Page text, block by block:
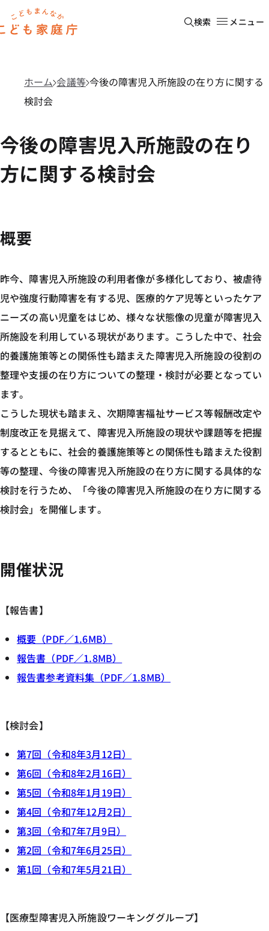
本文へ移動
検索 メニュー
ホーム 会議等 今後の障害児入所施設の在り方に関する
検討会
今後の障害児入所施設の在り
方に関する検討会
概要
昨今、障害児入所施設の利用者像が多様化しており、被虐待
児や強度行動障害を有する児、医療的ケア児等といったケア
ニーズの高い児童をはじめ、様々な状態像の児童が障害児入
所施設を利用している現状があります。こうした中で、社会
的養護施策等との関係性も踏まえた障害児入所施設の役割の
整理や支援の在り方についての整理・検討が必要となってい
ます。
こうした現状も踏まえ、次期障害福祉サービス等報酬改定や
制度改正を見据えて、障害児入所施設の現状や課題等を把握
するとともに、社会的養護施策等との関係性も踏まえた役割
等の整理、今後の障害児入所施設の在り方に関する具体的な
検討を行うため、「今後の障害児入所施設の在り方に関する
検討会」を開催します。
開催状況
【報告書】
概要（PDF／1.6MB）
報告書（PDF／1.8MB）
報告書参考資料集（PDF／1.8MB）
【検討会】
第7回（令和8年3月12日）
第6回（令和8年2月16日）
第5回（令和8年1月19日）
第4回（令和7年12月2日）
第3回（令和7年7月9日）
第2回（令和7年6月25日）
第1回（令和7年5月21日）
【医療型障害児入所施設ワーキンググループ】